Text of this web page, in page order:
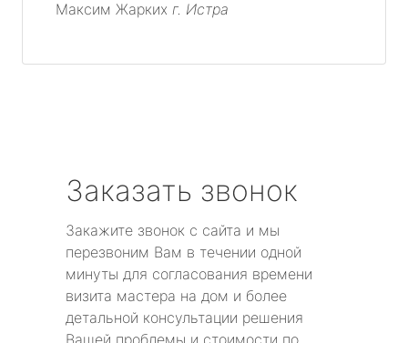
Максим Жарких г. Истра
Заказать звонок
Закажите звонок с сайта и мы
перезвоним Вам в течении одной
минуты для согласования времени
визита мастера на дом и более
детальной консультации решения